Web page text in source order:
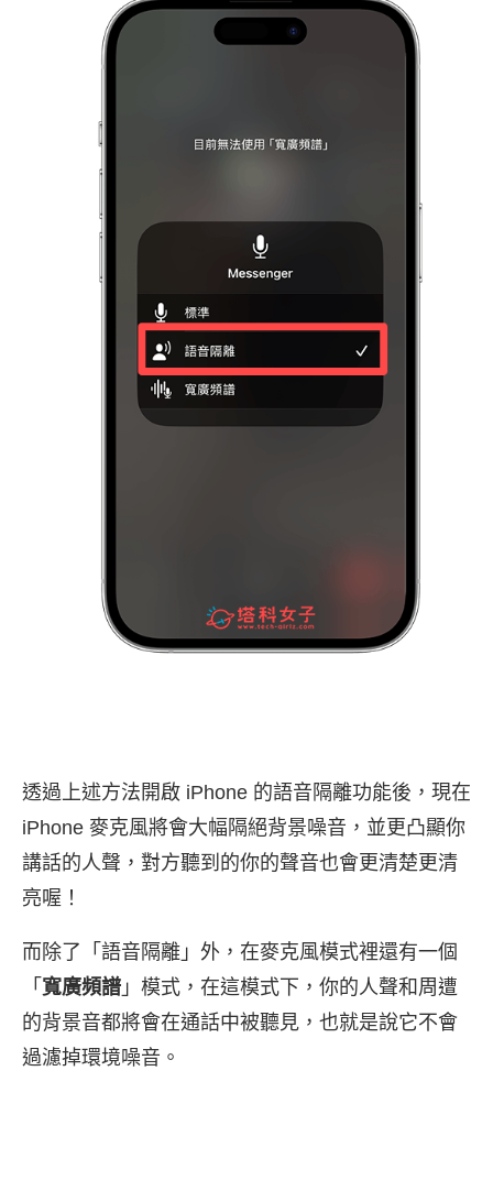
透過上述方法開啟 iPhone 的語音隔離功能後，現在
iPhone 麥克風將會大幅隔絕背景噪音，並更凸顯你
講話的人聲，對方聽到的你的聲音也會更清楚更清
亮喔！
而除了「語音隔離」外，在麥克風模式裡還有一個
「 寬廣頻譜 」模式，在這模式下，你的人聲和周遭
的背景音都將會在通話中被聽見，也就是說它不會
過濾掉環境噪音。